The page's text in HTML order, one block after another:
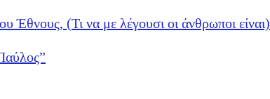
Έθνους, (Τι να με λέγουσι οι άνθρωποι είναι)